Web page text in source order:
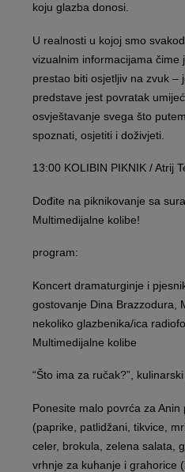
koju glazba donosi.
U realnosti u kojoj smo
vizualnim informacijama čime
prestao biti osjetljiv na zvuk –
predstave jest povratak
osvještavanje svega što
spoznati, osjetiti i doživjeti.
13:00 KOLIBIN PIKNIK / Atrij
Dođite na piknikovanje sa
Multimedijalne kolibe!
program:
Koncert dramaturginje i
gostovanje Dina Brazzodura,
nekoliko glazbenika/ica
Multimedijalne kolibe
“Što ima za ručak?”,
Ponesite malo povrća za
(paprike, patlidžani, tikvice,
celer, brokula, zelena salata,
vrhnje za kuhanje i grahorice